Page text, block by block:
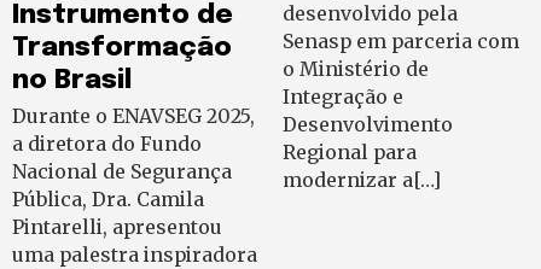
Instrumento de
Transformação
no Brasil
Durante o ENAVSEG 2025,
a diretora do Fundo
Nacional de Segurança
Pública, Dra. Camila
Pintarelli, apresentou
uma palestra inspiradora
desenvolvido pela
Senasp em parceria com
o Ministério de
Integração e
Desenvolvimento
Regional para
modernizar a[…]